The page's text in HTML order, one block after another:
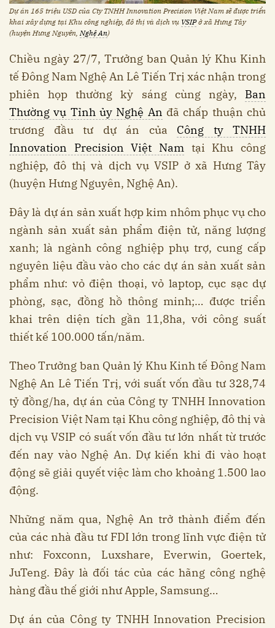
Dự án 165 triệu USD của Cty TNHH Innovation Precision Việt Nam sẽ được triển
khai xây dựng tại Khu công nghiệp, đô thị và dịch vụ VSIPở xã Hưng Tây
(huyện Hưng Nguyên, Nghệ An)
Chiều ngày 27/7, Trưởng ban Quản lý Khu Kinh
tế Đông Nam Nghệ An Lê Tiến Trị xác nhận trong
phiên họp thường kỳ sáng cùng ngày, Ban
Thường vụ Tỉnh ủy Nghệ An đã chấp thuận chủ
trương đầu tư dự án của Công ty TNHH
Innovation Precision Việt Nam tại Khu công
nghiệp, đô thị và dịch vụ VSIP ở xã Hưng Tây
(huyện Hưng Nguyên, Nghệ An).
Đây là dự án sản xuất hợp kim nhôm phục vụ cho
ngành sản xuất sản phẩm điện tử, năng lượng
xanh; là ngành công nghiệp phụ trợ, cung cấp
nguyên liệu đầu vào cho các dự án sản xuất sản
phẩm như: vỏ điện thoại, vỏ laptop, cục sạc dự
phòng, sạc, đồng hồ thông minh;… được triển
khai trên diện tích gần 11,8ha, với công suất
thiết kế 100.000 tấn/năm.
Theo Trưởng ban Quản lý Khu Kinh tế Đông Nam
Nghệ An Lê Tiến Trị, với suất vốn đầu tư 328,74
tỷ đồng/ha, dự án của Công ty TNHH Innovation
Precision Việt Nam tại Khu công nghiệp, đô thị và
dịch vụ VSIP có suất vốn đầu tư lớn nhất từ trước
đến nay vào Nghệ An. Dự kiến khi đi vào hoạt
động sẽ giải quyết việc làm cho khoảng 1.500 lao
động.
Những năm qua, Nghệ An trở thành điểm đến
của các nhà đầu tư FDI lớn trong lĩnh vực điện tử
như: Foxconn, Luxshare, Everwin, Goertek,
JuTeng. Đây là đối tác của các hãng công nghệ
hàng đầu thế giới như Apple, Samsung…
Dự án của Công ty TNHH Innovation Precision